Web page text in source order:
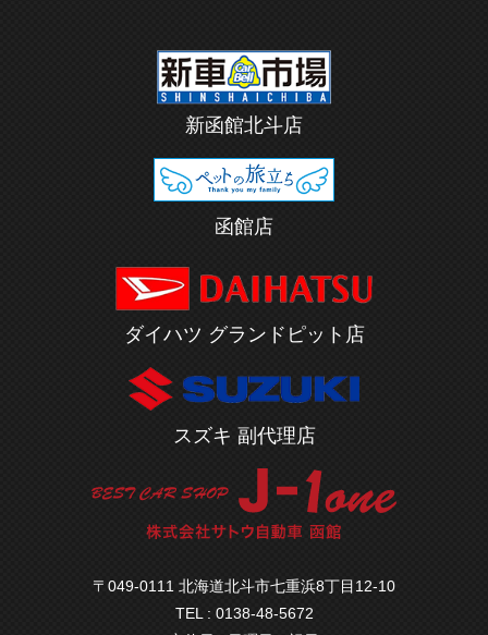
新函館北斗店
函館店
ダイハツ グランドピット店
スズキ 副代理店
〒049-0111 北海道北斗市七重浜8丁目12-10
TEL : 0138-48-5672